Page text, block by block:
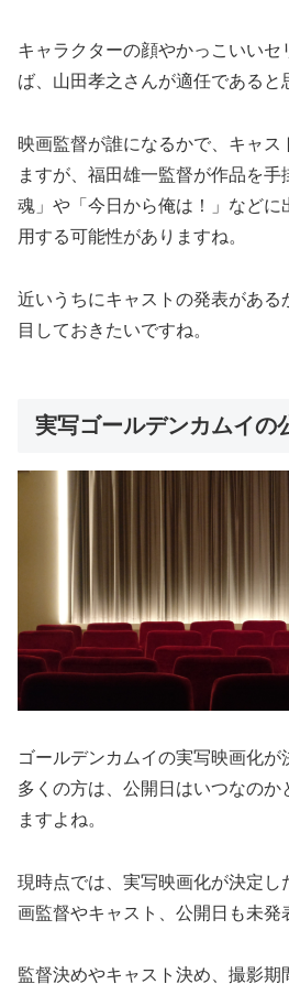
キャラクターの顔やかっこいい
ば、山田孝之さんが適任であると
映画監督が誰になるかで、キャス
ますが、福田雄一監督が作品を手
魂」や「今日から俺は！」などに
用する可能性がありますね。
近いうちにキャストの発表がある
目しておきたいですね。
実写ゴールデンカムイの
ゴールデンカムイの実写映画化が
多くの方は、公開日はいつなのか
ますよね。
現時点では、実写映画化が決定し
画監督やキャスト、公開日も未発
監督決めやキャスト決め、撮影期